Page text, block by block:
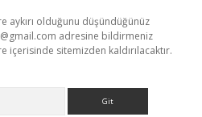
aykırı olduğunu düşündüğünüz
adresine bildirmeniz
içerisinde sitemizden kaldırılacaktır.